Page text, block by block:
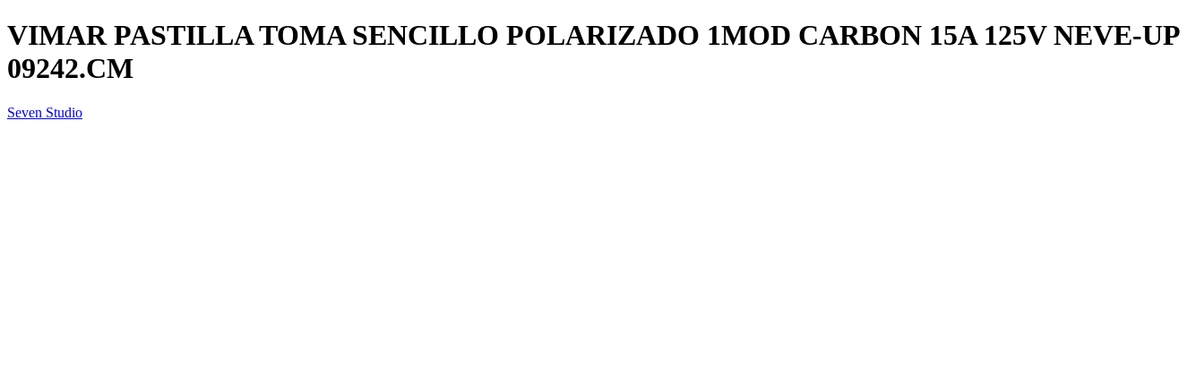
VIMAR PASTILLA TOMA SENCILLO POLARIZADO 1MOD CARBON 15A 125V NEVE-UP
09242.CM
Seven Studio